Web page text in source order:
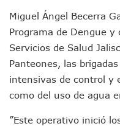
Viajar A
Buscan
Plantean
Vecinos
Asesinan
Yussara
Adultos
Miguel Ángel Becerra
Programa de Dengue y
Servicios de Salud
Panteones, las
intensivas de control y
como del uso de agua
”Este operativo inició